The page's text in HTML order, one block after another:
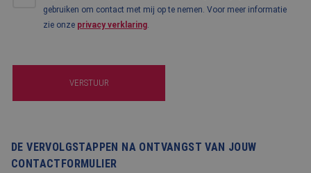
gebruiken om contact met mij op te nemen. Voor meer informatie
zie onze privacy verklaring.
VERSTUUR
DE VERVOLGSTAPPEN NA ONTVANGST VAN JOUW
CONTACTFORMULIER